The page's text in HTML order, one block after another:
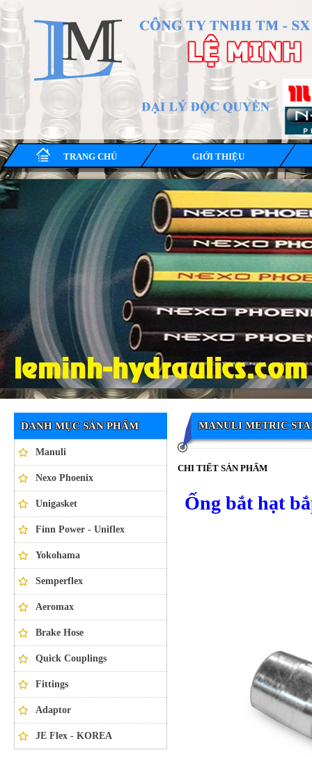
TRANG CHỦ GIỚI THIỆU
Ống thủy lực NEXO PHOENIX
DANH MỤC SẢN PHẨM
Manuli
Nexo Phoenix
Unigasket
Finn Power - Uniflex
Yokohama
Semperflex
Aeromax
Brake Hose
Quick Couplings
Fittings
Adaptor
JE Flex - KOREA
MANULI METRIC
CHI TIẾT SẢN PHẨM
Ống bắt hạt